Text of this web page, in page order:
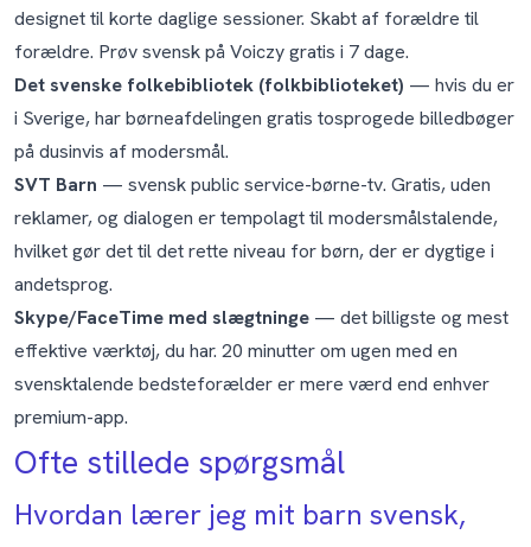
designet til korte daglige sessioner. Skabt af forældre til
forældre. Prøv svensk på Voiczy gratis i 7 dage.
Det svenske folkebibliotek (folkbiblioteket) — hvis du er
i Sverige, har børneafdelingen gratis tosprogede billedbøger
på dusinvis af modersmål.
SVT Barn — svensk public service-børne-tv. Gratis, uden
reklamer, og dialogen er tempo­lagt til modersmålstalende,
hvilket gør det til det rette niveau for børn, der er dygtige i
andetsprog.
Skype/FaceTime med slægtninge — det billigste og mest
effektive værktøj, du har. 20 minutter om ugen med en
svensktalende bedsteforælder er mere værd end enhver
premium-app.
Ofte stillede spørgsmål
Hvordan lærer jeg mit barn svensk,